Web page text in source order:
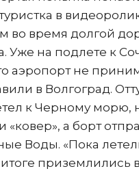
в
во время долгой
Уже на подлете к
аэропорт не
в Волгоград.
к Черному морю,
«ковер», а борт
Воды. «Пока
приземлились